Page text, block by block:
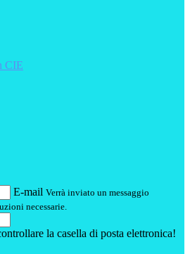
CIE
E-mail Verrà inviato un messaggio
necessarie.
la casella di posta elettronica!